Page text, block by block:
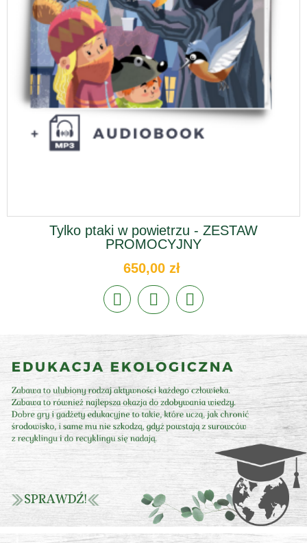
Tylko ptaki w powietrzu - ZESTAW
PROMOCYJNY
650,00 zł